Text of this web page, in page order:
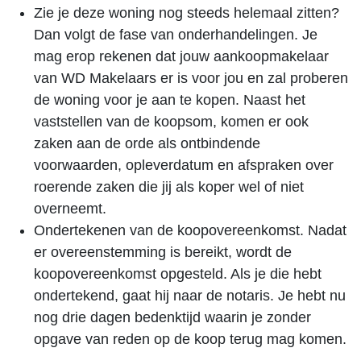
Zie je deze woning nog steeds helemaal zitten?
Dan volgt de fase van onderhandelingen. Je
mag erop rekenen dat jouw aankoopmakelaar
van WD Makelaars er is voor jou en zal proberen
de woning voor je aan te kopen. Naast het
vaststellen van de koopsom, komen er ook
zaken aan de orde als ontbindende
voorwaarden, opleverdatum en afspraken over
roerende zaken die jij als koper wel of niet
overneemt.
Ondertekenen van de koopovereenkomst. Nadat
er overeenstemming is bereikt, wordt de
koopovereenkomst opgesteld. Als je die hebt
ondertekend, gaat hij naar de notaris. Je hebt nu
nog drie dagen bedenktijd waarin je zonder
opgave van reden op de koop terug mag komen.